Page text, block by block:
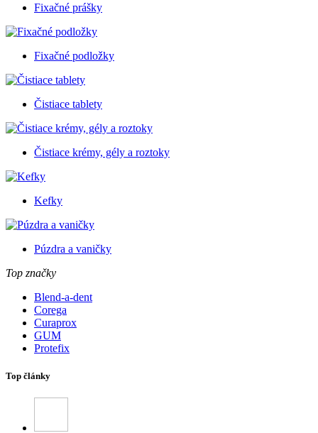
Fixačné prášky
Fixačné podložky
Čistiace tablety
Čistiace krémy, gély a roztoky
Kefky
Púzdra a vaničky
Top značky
Blend-a-dent
Corega
Curaprox
GUM
Protefix
Top články